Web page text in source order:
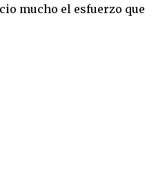
mucho el esfuerzo que